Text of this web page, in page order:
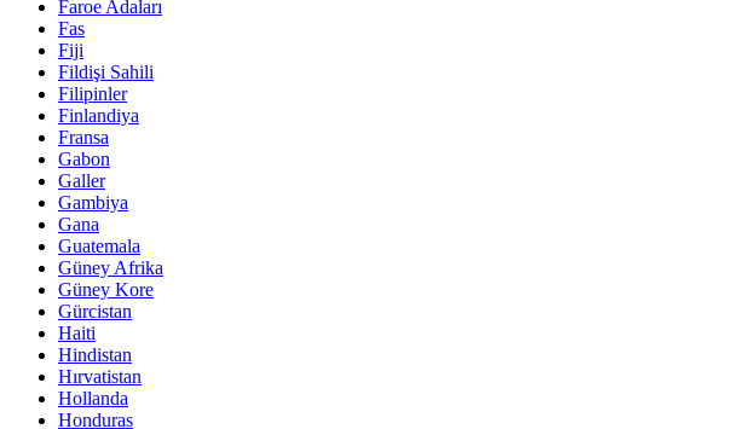
Faroe Adaları
Fas
Fiji
Fildişi Sahili
Filipinler
Finlandiya
Fransa
Gabon
Galler
Gambiya
Gana
Guatemala
Güney Afrika
Güney Kore
Gürcistan
Haiti
Hindistan
Hırvatistan
Hollanda
Honduras